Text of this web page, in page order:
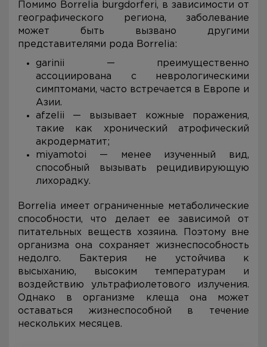
Помимо Borrelia burgdorferi, в зависимости от
географического региона, заболевание
может быть вызвано другими
представителями рода Borrelia:
garinii — преимущественно
ассоциирована с неврологическими
симптомами, часто встречается в Европе и
Азии.
afzelii — вызывает кожные поражения,
такие как хронический атрофический
акродерматит;
miyamotoi — менее изученный вид,
способный вызывать рецидивирующую
лихорадку.
Borrelia имеет ограниченные метаболические
способности, что делает ее зависимой от
питательных веществ хозяина. Поэтому вне
организма она сохраняет жизнеспособность
недолго. Бактерия не устойчива к
высыханию, высоким температурам и
воздействию ультрафиолетового излучения.
Однако в организме клеща она может
оставаться жизнеспособной в течение
нескольких месяцев.